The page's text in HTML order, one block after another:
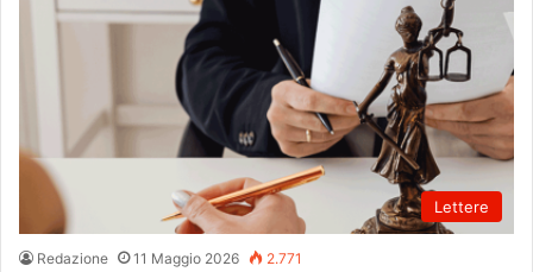
Lettere
Redazione 11 Maggio 2026 2.771